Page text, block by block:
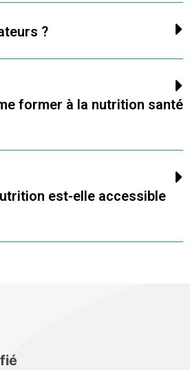
?
former à la nutrition santé
est-elle accessible